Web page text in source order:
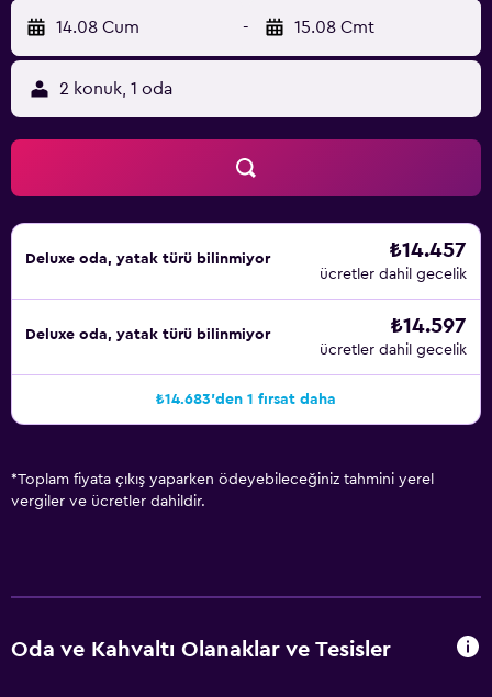
mesafededir.
14.08 Cum - 15.08 Cmt
2 konuk, 1 oda
Deluxe oda, yatak türü bilinmiyor ₺14.457
ücretler dahil gecelik
Deluxe oda, yatak türü bilinmiyor ₺14.597
ücretler dahil gecelik
₺14.683'den 1 fırsat daha
*Toplam fiyata çıkış yaparken ödeyebileceğiniz tahmini yerel
vergiler ve ücretler dahildir.
Oda ve Kahvaltı Olanaklar ve Tesisler